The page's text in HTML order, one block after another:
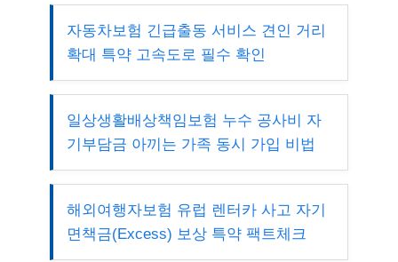
자동차보험 긴급출동 서비스 견인 거리
확대 특약 고속도로 필수 확인
일상생활배상책임보험 누수 공사비 자
기부담금 아끼는 가족 동시 가입 비법
해외여행자보험 유럽 렌터카 사고 자기
면책금(Excess) 보상 특약 팩트체크